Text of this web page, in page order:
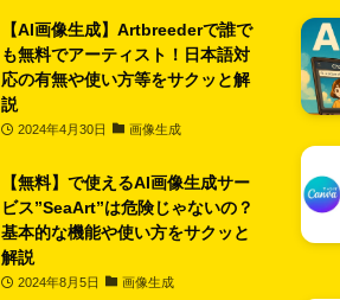
【AI画像生成】Artbreederで誰で
も無料でアーティスト！日本語対
応の有無や使い方等をサクッと解
説
2024年4月30日 画像生成
【無料】で使えるAI画像生成サー
ビス”SeaArt”は危険じゃないの？
基本的な機能や使い方をサクッと
解説
2024年8月5日 画像生成